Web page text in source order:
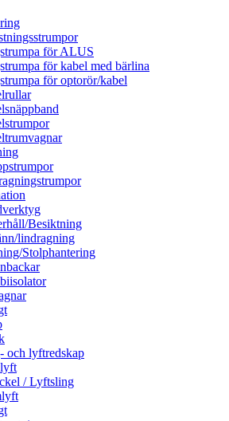
för ALUS
för kabel med bärlina
för optorör/kabel
Besiktning
lindragning
Stolphantering
och lyftredskap
/ Lyftsling